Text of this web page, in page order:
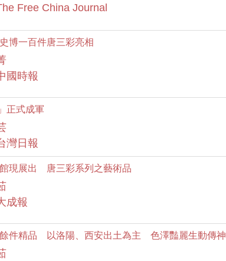
Free China Journal
博一百件唐三彩亮相
國時報
正式成軍
灣日報
現展出 唐三彩系列之藝術品
成報
件精品 以洛陽、西安出土為主 色澤豔麗生動傳神